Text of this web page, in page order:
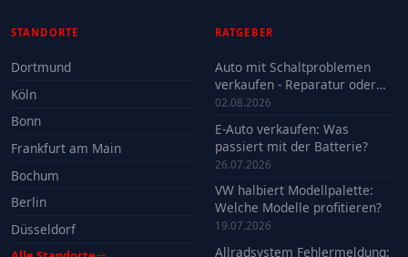
STANDORTE
Dortmund
Köln
Bonn
Frankfurt am Main
Bochum
Berlin
Düsseldorf
RATGEBER
Auto mit Schaltproblemen
verkaufen - Reparatur oder
Verkauf?
02.08.2026
E-Auto verkaufen: Was
passiert mit der Batterie?
26.07.2026
VW halbiert Modellpalette:
Welche Modelle profitieren?
19.07.2026
Allradsystem Fehlermeldung: